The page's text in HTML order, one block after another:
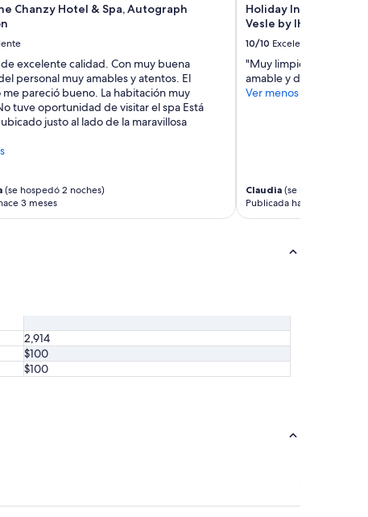
Chanzy Hotel & Spa, Autograph
excelente calidad. Con muy buena
personal muy amables y atentos. El
pareció bueno. La habitación muy
tuve oportunidad de visitar el spa Está
justo al lado de la maravillosa
(se hospedó 2 noches)
3 meses
Holiday Inn Express
Vesle by IHG
10/10 Excelente
"Muy limpio,
amable y dispuesto a
Ver menos
Claudia(se hospedó 1
Publicada hace 4 meses
2,914
$100
$100